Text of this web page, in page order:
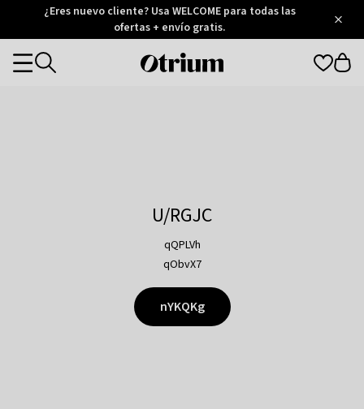
Otrium
Trustpilot
¿Eres nuevo cliente? Usa WELCOME para todas las
ofertas + envío gratis.
Otrium
Categories
U/RGJC
qQPLVh
qObvX7
nYKQKg